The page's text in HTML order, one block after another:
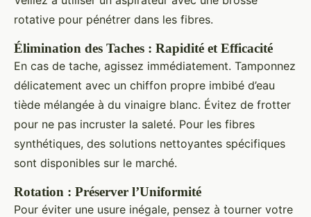
rotative pour pénétrer dans les fibres.
Élimination des Taches : Rapidité et Efficacité
En cas de tache, agissez immédiatement. Tamponnez
délicatement avec un chiffon propre imbibé d’eau
tiède mélangée à du vinaigre blanc. Évitez de frotter
pour ne pas incruster la saleté. Pour les fibres
synthétiques, des solutions nettoyantes spécifiques
sont disponibles sur le marché.
Rotation : Préserver l’Uniformité
Pour éviter une usure inégale, pensez à tourner votre